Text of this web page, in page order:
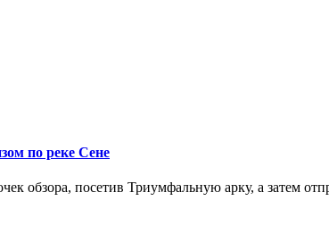
по реке Сене
обзора, посетив Триумфальную арку, а затем